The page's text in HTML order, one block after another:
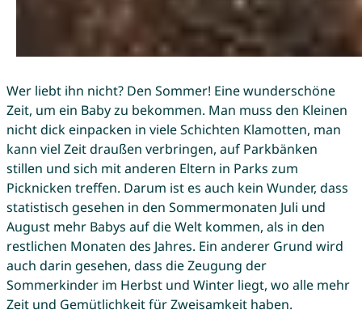
Wer liebt ihn nicht? Den Sommer! Eine wunderschöne
Zeit, um ein Baby zu bekommen. Man muss den Kleinen
nicht dick einpacken in viele Schichten Klamotten, man
kann viel Zeit draußen verbringen, auf Parkbänken
stillen und sich mit anderen Eltern in Parks zum
Picknicken treffen. Darum ist es auch kein Wunder, dass
statistisch gesehen in den Sommermonaten Juli und
August mehr Babys auf die Welt kommen, als in den
restlichen Monaten des Jahres. Ein anderer Grund wird
auch darin gesehen, dass die Zeugung der
Sommerkinder im Herbst und Winter liegt, wo alle mehr
Zeit und Gemütlichkeit für Zweisamkeit haben.